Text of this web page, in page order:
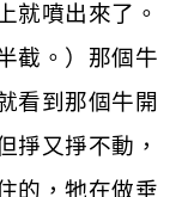
就噴出來了。
截。）那個牛
看到那個牛開
掙又掙不動，
的，牠在做垂